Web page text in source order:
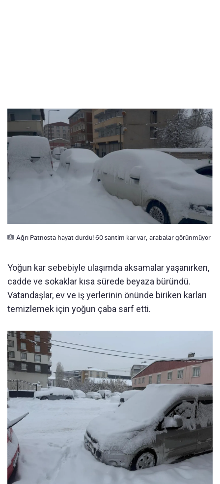
Ağrı Patnosta hayat durdu! 60 santim kar var, arabalar görünmüyor
Yoğun kar sebebiyle ulaşımda aksamalar yaşanırken,
cadde ve sokaklar kısa sürede beyaza büründü.
Vatandaşlar, ev ve iş yerlerinin önünde biriken karları
temizlemek için yoğun çaba sarf etti.